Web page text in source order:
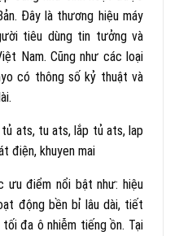
Đây là thương hiệu máy
tiêu dùng tin tưởng và
Nam. Cũng như các loại
có thông số kỷ thuật và
ats, tu ats, lắp tủ ats, lap
điện, khuyen mai
ưu điểm nổi bật như: hiệu
động bền bỉ lâu dài, tiết
đa ô nhiễm tiếng ồn. Tại